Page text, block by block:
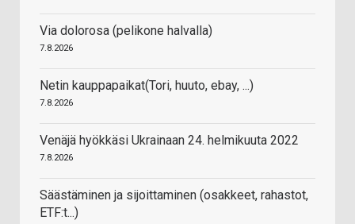
Via dolorosa (pelikone halvalla)
7.8.2026
Netin kauppapaikat(Tori, huuto, ebay, ...)
7.8.2026
Venäjä hyökkäsi Ukrainaan 24. helmikuuta 2022
7.8.2026
Säästäminen ja sijoittaminen (osakkeet, rahastot,
ETF:t...)